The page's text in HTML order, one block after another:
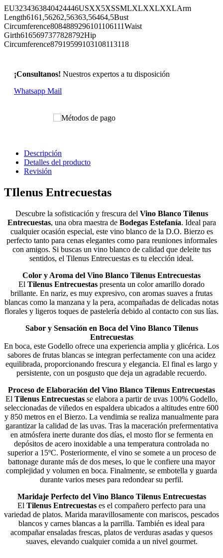
EU3234363840424446USXX5XSSMLXLXXLXXLArm
Length6161,56262,56363,56464,5Bust
Circumference8084889296101106111Waist
Girth6165697377828792Hip
Circumference87919599103108113118
¡Consultanos! Nuestros expertos a tu disposición
Whatsapp Mail
Descripción
Detalles del producto
Revisión
TIlenus Entrecuestas
Descubre la sofisticación y frescura del Vino Blanco Tilenus
Entrecuestas, una obra maestra de Bodegas Estefanía. Ideal para
cualquier ocasión especial, este vino blanco de la D.O. Bierzo es
perfecto tanto para cenas elegantes como para reuniones informales
con amigos. Si buscas un vino blanco de calidad que deleite tus
sentidos, el Tilenus Entrecuestas es tu elección ideal.
Color y Aroma del Vino Blanco Tilenus Entrecuestas
El Tilenus Entrecuestas presenta un color amarillo dorado
brillante. En nariz, es muy expresivo, con aromas suaves a frutas
blancas como la manzana y la pera, acompañadas de delicadas notas
florales y ligeros toques de pastelería debido al contacto con sus lías​.
Sabor y Sensación en Boca del Vino Blanco Tilenus
Entrecuestas
En boca, este Godello ofrece una experiencia amplia y glicérica. Los
sabores de frutas blancas se integran perfectamente con una acidez
equilibrada, proporcionando frescura y elegancia. El final es largo y
persistente, con un posgusto que deja un agradable recuerdo​.
Proceso de Elaboración del Vino Blanco Tilenus Entrecuestas
El Tilenus Entrecuestas se elabora a partir de uvas 100% Godello,
seleccionadas de viñedos en espaldera ubicados a altitudes entre 600
y 850 metros en el Bierzo. La vendimia se realiza manualmente para
garantizar la calidad de las uvas. Tras la maceración prefermentativa
en atmósfera inerte durante dos días, el mosto flor se fermenta en
depósitos de acero inoxidable a una temperatura controlada no
superior a 15ºC. Posteriormente, el vino se somete a un proceso de
battonage durante más de dos meses, lo que le confiere una mayor
complejidad y volumen en boca. Finalmente, se embotella y guarda
durante varios meses para redondear su perfil.
Maridaje Perfecto del Vino Blanco Tilenus Entrecuestas
El Tilenus Entrecuestas es el compañero perfecto para una
variedad de platos. Marida maravillosamente con mariscos, pescados
blancos y carnes blancas a la parrilla. También es ideal para
acompañar ensaladas frescas, platos de verduras asadas y quesos
suaves, elevando cualquier comida a un nivel gourmet.